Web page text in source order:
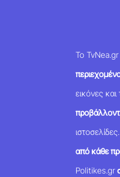
Το
εικόνες
από κάθε
Politikes.gr